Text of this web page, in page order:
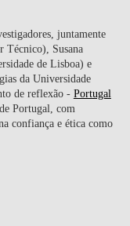
juntamente
Técnico), Susana
de Lisboa) e
da Universidade
de reflexão - Portugal
Portugal, com
confiança e ética como